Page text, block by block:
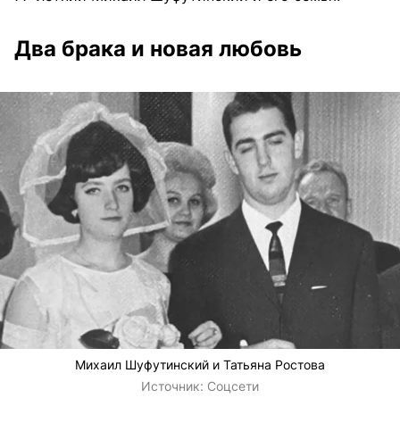
Два брака и новая любовь
Михаил Шуфутинский и Татьяна Ростова
Источник: Соцсети